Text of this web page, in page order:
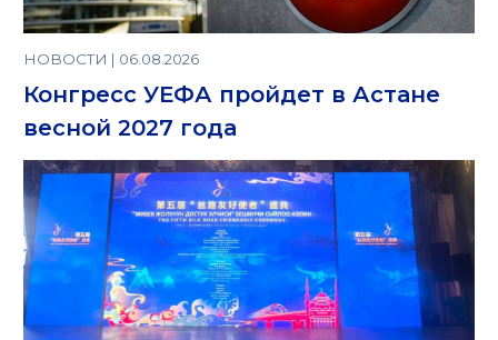
НОВОСТИ | 06.08.2026
Конгресс УЕФА пройдет в Астане
весной 2027 года